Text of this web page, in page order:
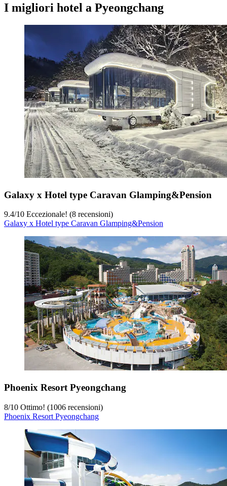
I migliori hotel a Pyeongchang
Galaxy x Hotel type Caravan Glamping&Pension
9.4/10 Eccezionale! (8 recensioni)
Galaxy x Hotel type Caravan Glamping&Pension
Phoenix Resort Pyeongchang
8/10 Ottimo! (1006 recensioni)
Phoenix Resort Pyeongchang